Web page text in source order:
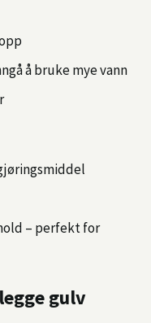
å bruke mye vann
– perfekt for
gulv